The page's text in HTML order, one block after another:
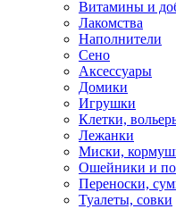
Витамины и
Лакомства
Наполнители
Сено
Аксессуары
Домики
Игрушки
Клетки,
Лежанки
Миски,
Ошейники и
Переноски,
Туалеты, совки